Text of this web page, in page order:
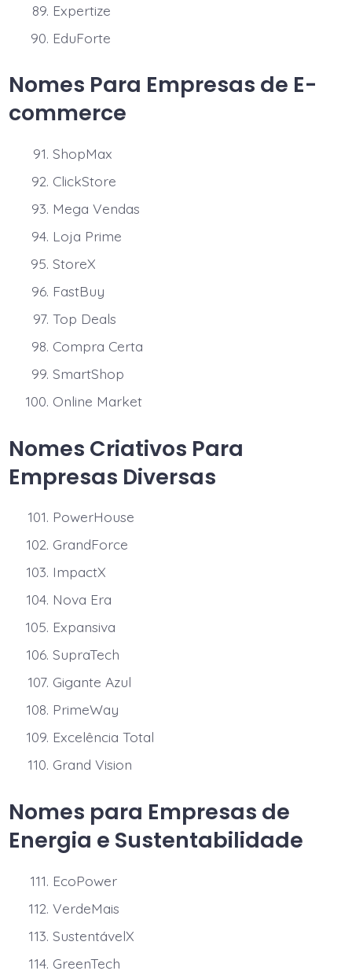
Expertize
EduForte
Nomes Para Empresas de E-
commerce
ShopMax
ClickStore
Mega Vendas
Loja Prime
StoreX
FastBuy
Top Deals
Compra Certa
SmartShop
Online Market
Nomes Criativos Para
Empresas Diversas
PowerHouse
GrandForce
ImpactX
Nova Era
Expansiva
SupraTech
Gigante Azul
PrimeWay
Excelência Total
Grand Vision
Nomes para Empresas de
Energia e Sustentabilidade
EcoPower
VerdeMais
SustentávelX
GreenTech